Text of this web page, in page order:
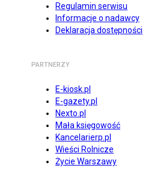
Regulamin serwisu
Informacje o nadawcy
Deklaracja dostępności
PARTNERZY
E-kiosk.pl
E-gazety.pl
Nexto.pl
Mała księgowość
Kancelarierp.pl
Wieści Rolnicze
Życie Warszawy